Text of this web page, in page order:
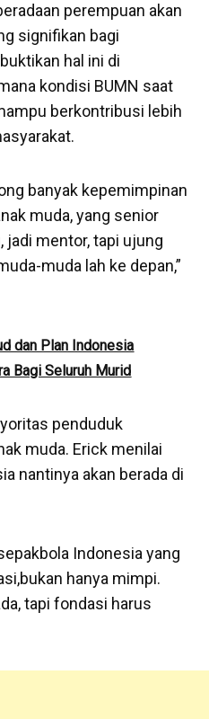
perempuan akan
signifikan bagi
hal ini di
kondisi BUMN saat
berkontribusi lebih
banyak kepemimpinan
muda, yang senior
jadi mentor, tapi ujung
muda lah ke depan,”
dan Plan Indonesia
Bagi Seluruh Murid
penduduk
muda. Erick menilai
nantinya akan berada di
Indonesia yang
hanya mimpi.
tapi fondasi harus